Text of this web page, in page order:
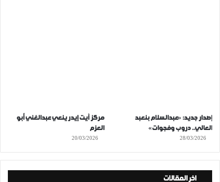
إصدار جديد: «عبدالسلام بنعبد
العالي.. دروب وفجوات»
28/03/2026
مركز آيت إيدر ينعي عبدالغني أبو
العزم
20/03/2026
اخر المقالات